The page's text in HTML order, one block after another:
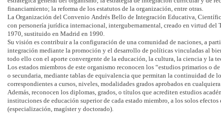
financiamiento; la reforma de los estatutos de la organización, entre otras.
La Organización del Convenio Andrés Bello de Integración Educativa,
con personería jurídica internacional, intergubernamental, creado en virtud del
1970, sustituido en Madrid en 1990.
Su visión es contribuir a la configuración de una comunidad de naciones, a
integración mediante la promoción y el desarrollo de políticas vinculadas al
todo ello con el aporte convergente de la educación, la cultura, la ciencia y la
Los estados miembros de este organismo reconocen los “estudios primarios o
o secundaria, mediante tablas de equivalencia que permitan la continuidad de
correspondientes a cursos, niveles, modalidades grados aprobados en
Además, reconocen los diplomas, grados, o títulos que acrediten estudios
instituciones de educación superior de cada estado miembro, a los solos
(especialización, magíster y doctorado).